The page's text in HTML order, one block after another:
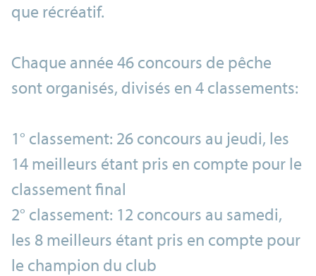
que récréatif.
Chaque année 46 concours de pêche
sont organisés, divisés en 4 classements:
1° classement: 26 concours au jeudi, les
14 meilleurs étant pris en compte pour le
classement final
2° classement: 12 concours au samedi,
les 8 meilleurs étant pris en compte pour
le champion du club